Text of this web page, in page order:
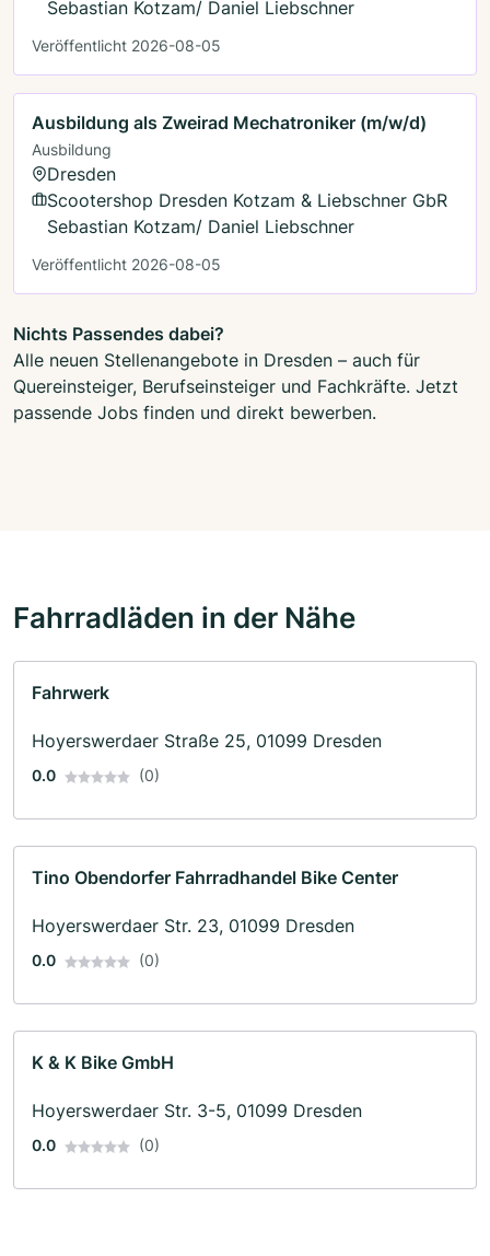
Sebastian Kotzam/ Daniel Liebschner
Veröffentlicht 2026-08-05
Ausbildung als Zweirad Mechatroniker (m/w/d)
Ausbildung
Dresden
Scootershop Dresden Kotzam & Liebschner GbR
Sebastian Kotzam/ Daniel Liebschner
Veröffentlicht 2026-08-05
Nichts Passendes dabei?
Alle neuen Stellenangebote in Dresden – auch für
Quereinsteiger, Berufseinsteiger und Fachkräfte. Jetzt
passende Jobs finden und direkt bewerben.
Fahrradläden in der Nähe
Fahrwerk
Hoyerswerdaer Straße 25, 01099 Dresden
0.0 (0)
Tino Obendorfer Fahrradhandel Bike Center
Hoyerswerdaer Str. 23, 01099 Dresden
0.0 (0)
K & K Bike GmbH
Hoyerswerdaer Str. 3-5, 01099 Dresden
0.0 (0)